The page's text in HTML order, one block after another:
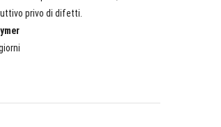
privo di difetti.